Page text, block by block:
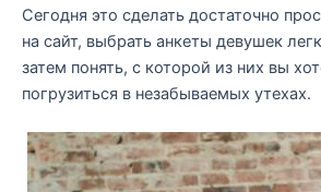
Сегодня это сделать достаточно
на сайт, выбрать анкеты девушек
затем понять, с которой из них вы
погрузиться в незабываемых утехах.